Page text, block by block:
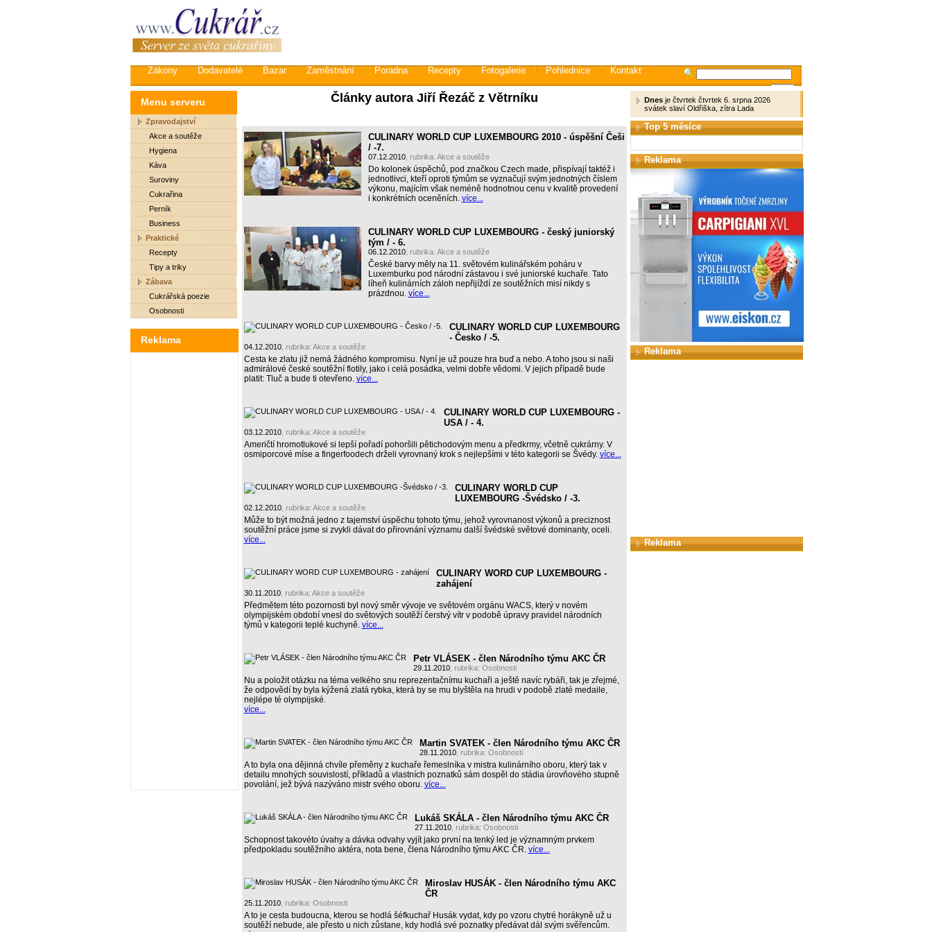
Zákony Dodavatelé Bazar Zaměstnání Poradna Recepty Fotogalerie Pohlednice Kontakt
Menu serveru
Zpravodajství
Akce a soutěže
Hygiena
Káva
Suroviny
Cukrařina
Perník
Business
Praktické
Recepty
Tipy a triky
Zábava
Cukrářská poezie
Osobnosti
Reklama
Články autora Jiří Řezáč z Větrníku
CULINARY WORLD CUP LUXEMBOURG 2010 - úspěšní Češi
/ -7.
07.12.2010, rubrika: Akce a soutěže
Do kolonek úspěchů, pod značkou Czech made, přispívají taktéž i
jednotlivci, kteří oproti týmům se vyznačují svým jednotných číslem
výkonu, majícím však neméně hodnotnou cenu v kvalitě provedení
i konkrétních oceněních. více...
CULINARY WORLD CUP LUXEMBOURG - český juniorský
tým / - 6.
06.12.2010, rubrika: Akce a soutěže
České barvy měly na 11. světovém kulinářském poháru v
Luxemburku pod národní zástavou i své juniorské kuchaře. Tato
líheň kulinárních záloh nepřijíždí ze soutěžních misí nikdy s
prázdnou. více...
CULINARY WORLD CUP LUXEMBOURG
- Česko / -5.
04.12.2010, rubrika: Akce a soutěže
Cesta ke zlatu již nemá žádného kompromisu. Nyní je už pouze hra buď a nebo. A toho jsou si naši
admirálové české soutěžní flotily, jako i celá posádka, velmi dobře vědomi. V jejich případě bude
platit: Tluč a bude ti otevřeno. více...
CULINARY WORLD CUP LUXEMBOURG -
USA / - 4.
03.12.2010, rubrika: Akce a soutěže
Američtí hromotlukové si lepší pořadí pohoršili pětichodovým menu a předkrmy, včetně cukrárny. V
osmiporcové míse a fingerfoodech drželi vyrovnaný krok s nejlepšími v této kategorii se Švédy. více...
CULINARY WORLD CUP
LUXEMBOURG -Švédsko / -3.
02.12.2010, rubrika: Akce a soutěže
Může to být možná jedno z tajemství úspěchu tohoto týmu, jehož vyrovnanost výkonů a preciznost
soutěžní práce jsme si zvykli dávat do přirovnání významu další švédské světové dominanty, oceli.
více...
CULINARY WORD CUP LUXEMBOURG -
zahájení
30.11.2010, rubrika: Akce a soutěže
Předmětem této pozornosti byl nový směr vývoje ve světovém orgánu WACS, který v novém
olympijském období vnesl do světových soutěží čerstvý vítr v podobě úpravy pravidel národních
týmů v kategorii teplé kuchyně. více...
Petr VLÁSEK - člen Národního týmu AKC ČR
29.11.2010, rubrika: Osobnosti
Nu a položit otázku na téma velkého snu reprezentačnímu kuchaři a ještě navíc rybáři, tak je zřejmé,
že odpovědí by byla kýžená zlatá rybka, která by se mu blyštěla na hrudi v podobě zlaté medaile,
nejlépe té olympijské.
více...
Martin SVATEK - člen Národního týmu AKC ČR
28.11.2010, rubrika: Osobnosti
A to byla ona dějinná chvíle přeměny z kuchaře řemeslníka v mistra kulinárního oboru, který tak v
detailu mnohých souvislostí, příkladů a vlastních poznatků sám dospěl do stádia úrovňového stupně
povolání, jež bývá nazýváno mistr svého oboru. více...
Lukáš SKÁLA - člen Národního týmu AKC ČR
27.11.2010, rubrika: Osobnosti
Schopnost takovéto úvahy a dávka odvahy vyjít jako první na tenký led je významným prvkem
předpokladu soutěžního aktéra, nota bene, člena Národního týmu AKC ČR. více...
Miroslav HUSÁK - člen Národního týmu AKC
ČR
25.11.2010, rubrika: Osobnosti
A to je cesta budoucna, kterou se hodlá šéfkuchař Husák vydat, kdy po vzoru chytré horákyně už u
soutěží nebude, ale přesto u nich zůstane, kdy hodlá své poznatky předávat dál svým svěřencům.
Dnesje čtvrtek čtvrtek 6. srpna 2026
svátek slaví Oldřiška, zítra Lada
Top 5 měsíce
Reklama
Reklama
Reklama